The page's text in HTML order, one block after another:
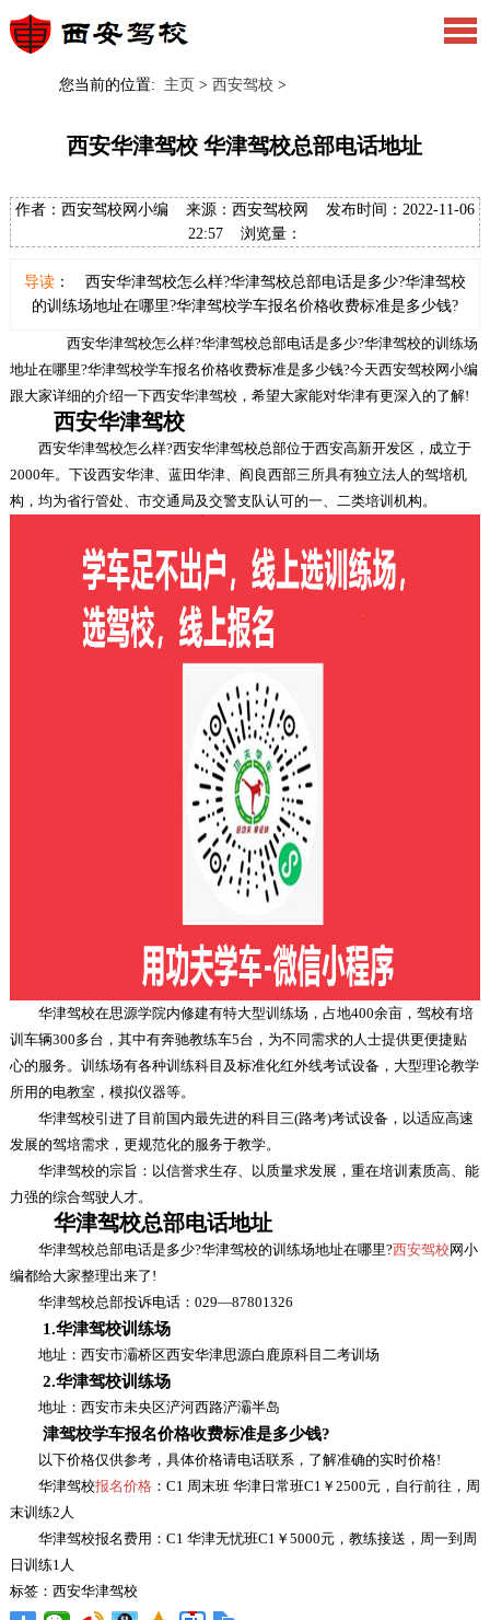
您当前的位置: 主页 > 西安驾校 >
西安华津驾校 华津驾校总部电话地址
作者：西安驾校网小编 来源：西安驾校网 发布时间：2022-11-06
22:57 浏览量：
导读： 西安华津驾校怎么样?华津驾校总部电话是多少?华津驾校
的训练场地址在哪里?华津驾校学车报名价格收费标准是多少钱?
西安华津驾校怎么样?华津驾校总部电话是多少?华津驾校的训练场
地址在哪里?华津驾校学车报名价格收费标准是多少钱?今天西安驾校网小编
跟大家详细的介绍一下西安华津驾校，希望大家能对华津有更深入的了解!
西安华津驾校
西安华津驾校怎么样?西安华津驾校总部位于西安高新开发区，成立于
2000年。下设西安华津、蓝田华津、阎良西部三所具有独立法人的驾培机
构，均为省行管处、市交通局及交警支队认可的一、二类培训机构。
华津驾校在思源学院内修建有特大型训练场，占地400余亩，驾校有培
训车辆300多台，其中有奔驰教练车5台，为不同需求的人士提供更便捷贴
心的服务。训练场有各种训练科目及标准化红外线考试设备，大型理论教学
所用的电教室，模拟仪器等。
华津驾校引进了目前国内最先进的科目三(路考)考试设备，以适应高速
发展的驾培需求，更规范化的服务于教学。
华津驾校的宗旨：以信誉求生存、以质量求发展，重在培训素质高、能
力强的综合驾驶人才。
华津驾校总部电话地址
华津驾校总部电话是多少?华津驾校的训练场地址在哪里?西安驾校网小
编都给大家整理出来了!
华津驾校总部投诉电话：029—87801326
1.华津驾校训练场
地址：西安市灞桥区西安华津思源白鹿原科目二考训场
2.华津驾校训练场
地址：西安市未央区浐河西路浐灞半岛
津驾校学车报名价格收费标准是多少钱?
以下价格仅供参考，具体价格请电话联系，了解准确的实时价格!
华津驾校报名价格：C1 周末班 华津日常班C1￥2500元，自行前往，周
末训练2人
华津驾校报名费用：C1 华津无忧班C1￥5000元，教练接送，周一到周
日训练1人
标签：西安华津驾校